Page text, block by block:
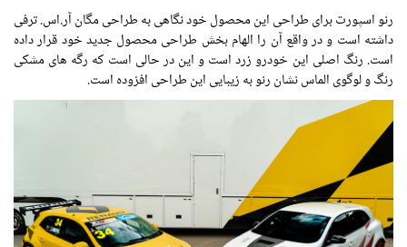
رنو اسپورت برای طراحی این محصول خود نگاهی به طراحی مگان آر.اس. ترفی
داشته است و در واقع آن را الهام بخش طراحی محصول جدید خود قرار داده
است. رنگ اصلی این خودرو زرد است و این در حالی است که رگه های مشکی
رنگ و لوگوی الماس نشان رنو به زیبایی این طراحی افزوده است.